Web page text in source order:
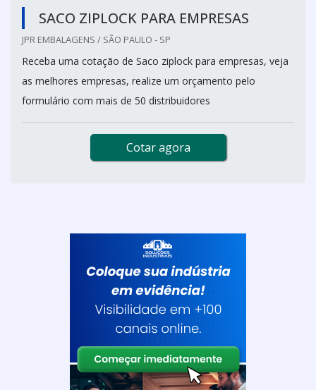
SACO ZIPLOCK PARA EMPRESAS
JPR EMBALAGENS / SÃO PAULO - SP
Receba uma cotação de Saco ziplock para empresas, veja
as melhores empresas, realize um orçamento pelo
formulário com mais de 50 distribuidores
Cotar agora